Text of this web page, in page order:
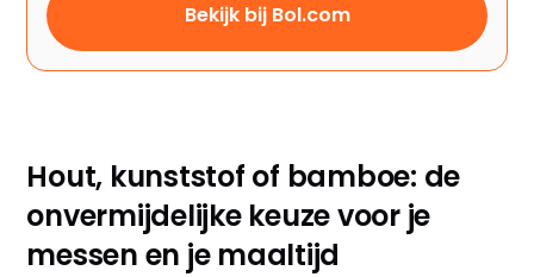
Bekijk bij Bol.com
Hout, kunststof of bamboe: de
onvermijdelijke keuze voor je
messen en je maaltijd